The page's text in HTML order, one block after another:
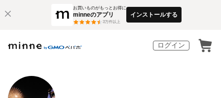
お買いものがもっとお得に
minneのアプリ
3万件以上
インストールする
ログイン